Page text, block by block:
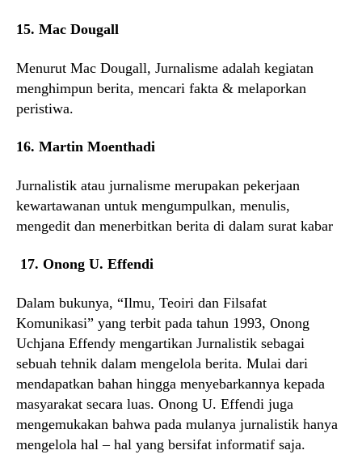
15. Mac Dougall
Menurut Mac Dougall, Jurnalisme adalah kegiatan
menghimpun berita, mencari fakta & melaporkan
peristiwa.
16. Martin Moenthadi
Jurnalistik atau jurnalisme merupakan pekerjaan
kewartawanan untuk mengumpulkan, menulis,
mengedit dan menerbitkan berita di dalam surat kabar
17. Onong U. Effendi
Dalam bukunya, “Ilmu, Teoiri dan Filsafat
Komunikasi” yang terbit pada tahun 1993, Onong
Uchjana Effendy mengartikan Jurnalistik sebagai
sebuah tehnik dalam mengelola berita. Mulai dari
mendapatkan bahan hingga menyebarkannya kepada
masyarakat secara luas. Onong U. Effendi juga
mengemukakan bahwa pada mulanya jurnalistik hanya
mengelola hal – hal yang bersifat informatif saja.